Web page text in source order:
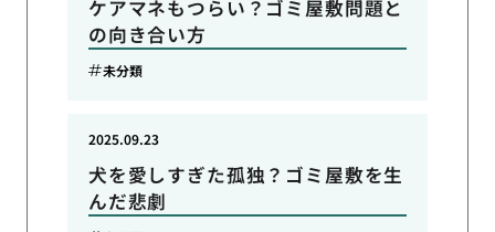
ケアマネもつらい？ゴミ屋敷問題と
の向き合い方
未分類
犬を愛しすぎた孤独？ゴミ屋敷を生
んだ悲劇
2025.09.23